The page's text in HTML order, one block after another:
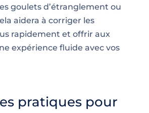
goulets d’étranglement ou
aidera à corriger les
rapidement et offrir aux
expérience fluide avec vos
pratiques pour